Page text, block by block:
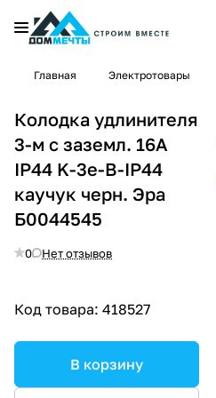
Главная Электротовары
Колодка удлинителя
3-м с заземл. 16А
IP44 K-3e-B-IP44
каучук черн. Эра
Б0044545
0 Нет отзывов
Код товара: 418527
В корзину